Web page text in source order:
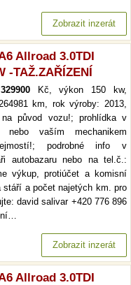
Zobrazit inzerát
Allroad 3.0TDI
-TAŽ.ZAŘÍZENÍ
329900Kč, výkon 150 kw,
km, rok výroby: 2013,
na původ vozu!; prohlídka v
nebo vaším mechanikem
podrobné info v
autobazaru nebo na tel.č.:
výkup, protiúčet a komisní
stáří a počet najetých km. pro
david salivar +420 776 896
Zobrazit inzerát
Allroad 3.0TDI